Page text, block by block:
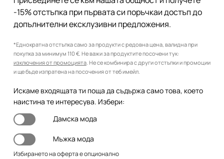
-15% отстъпка при първата си поръчкаи достъп до
допълнителни ексклузивни предложения.
*Еднократна отстъпка само за продукти с редовна цена, валидна при
покупка за минимум 110 €. Не важи за продуктите посочени тук:
изключения от промоцията. Не се комбинира с други отстъпки и промоции
и ще бъде изпратена на посочения от теб имейл.
Искаме входящата ти поща да съдържа само това, което
наистина те интересува. Избери:
Дамска мода
Мъжка мода
Избирането на оферта е опционално